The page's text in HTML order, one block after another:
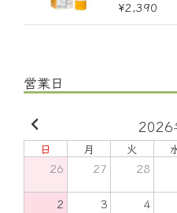
5段階中
5.00の評価
¥2,390
営業日
2026
日 月 火
26 27 28
2 3 4